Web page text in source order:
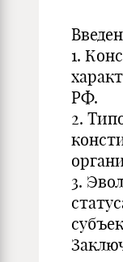
1.
РФ.
2.
3.